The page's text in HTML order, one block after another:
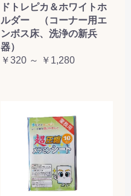
ドトレピカ＆ホワイトホ
ルダー （コーナー用エ
ンボス床、洗浄の新兵
器）
￥320 ～ ￥1,280